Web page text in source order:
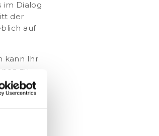
im Dialog
der
auf
kann Ihr
zu
Ihrem
Denken
den